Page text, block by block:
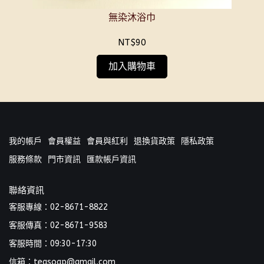
無染沐浴巾
NT$90
加入購物車
我的帳戶 會員權益 會員與紅利 退換貨政策
隱私政策
服務條款
門市資訊 匯款帳戶資訊
聯絡資訊
客服專線：02-8671-8822
客服傳真：02-8671-9583
客服時間：09:30-17:30
信箱：teasoap@gmail.com